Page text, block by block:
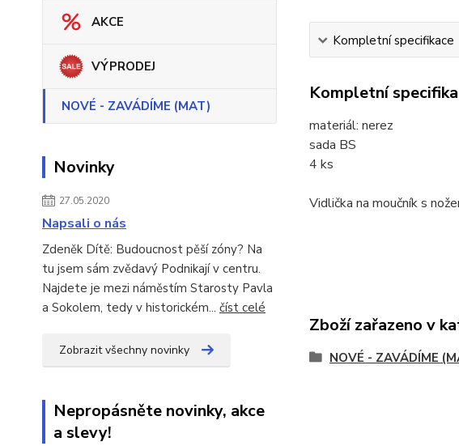
AKCE
VÝPRODEJ
NOVÉ - ZAVÁDÍME (MAT)
Novinky
27.05.2020
Napsali o nás
Zdeněk Dítě: Budoucnost pěší zóny? Na
tu jsem sám zvědavý Podnikají v centru.
Najdete je mezi náměstím Starosty Pavla
a Sokolem, tedy v historickém... číst celé
Zobrazit všechny novinky
Nepropásněte novinky, akce
a slevy!
Kompletní specifikace
Kompletní
materiál: nerez
sada BS
4 ks
Vidlička na moučník s
Zboží zařazeno v
NOVÉ - ZAVÁDÍME